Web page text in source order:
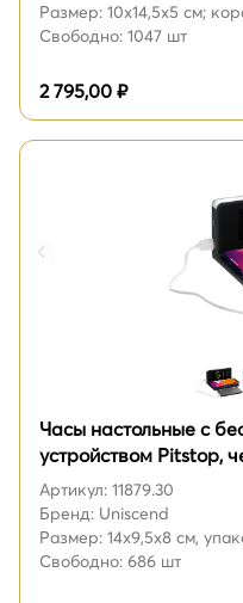
Размер: 10х14,5х5 см;
Свободно: 1047 шт
2 795,00 ₽
Часы настольные с
устройством Pitstop,
Артикул: 11879.30
Бренд: Uniscend
Размер: 14x9,5x8 см,
Свободно: 686 шт